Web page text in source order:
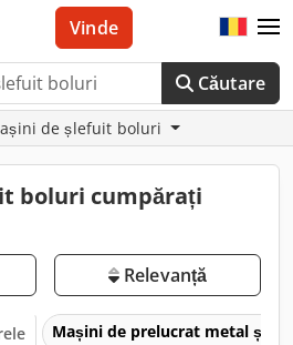
Căutare
Vinde
de șlefuit boluri
boluri cumpărați
Relevanță
Mașini de prelucrat metal și